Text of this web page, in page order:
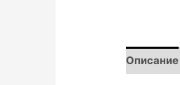
Описание